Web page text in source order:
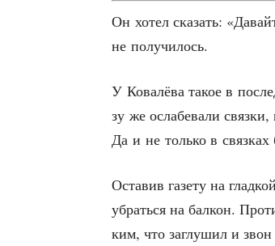
Он хотел ска­зать:
не получилось.
У Кова­лё­ва такое в
зу же осла­бе­ва­ли
Да и не толь­ко в
Оста­вив газе­ту на
убрать­ся на бал­кон.
ким, что заглу­шил и